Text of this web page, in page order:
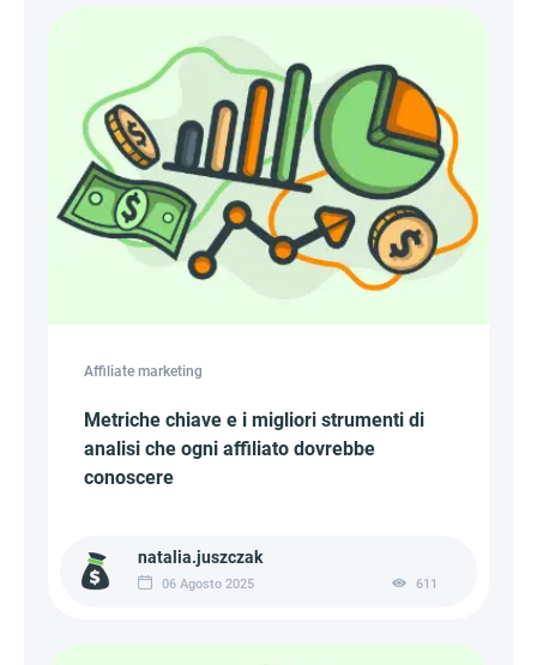
Affiliate marketing
Metriche chiave e i migliori strumenti di
analisi che ogni affiliato dovrebbe
conoscere
natalia.juszczak
06 Agosto 2025 611